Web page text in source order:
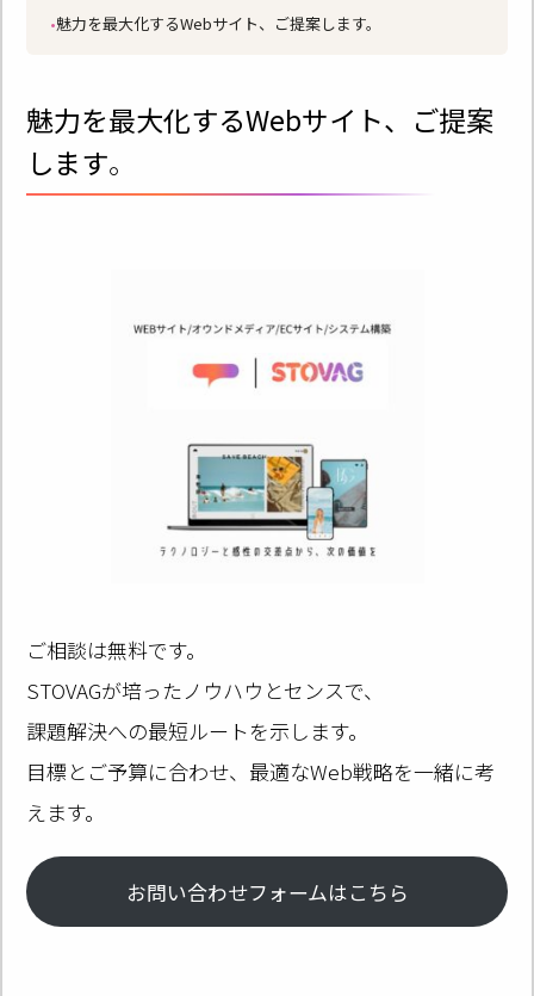
魅力を最大化するWebサイト、ご提案します。
魅力を最大化するWebサイト、 ご提案
します。
ご相談は無料です。
STOVAGが培ったノウハウとセンスで、
課題解決への最短ルートを示します。
目標とご予算に合わせ、最適なWeb戦略を一緒に考
えます。
お問い合わせフォームはこちら